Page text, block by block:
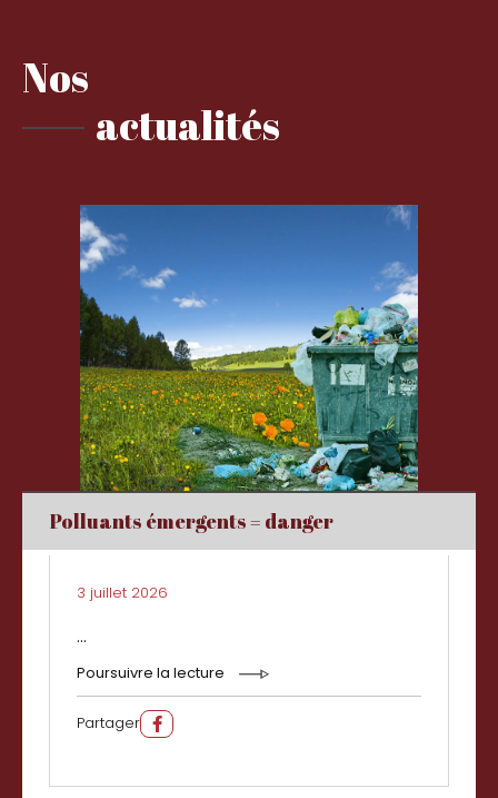
Nos
actualités
Polluants émergents = danger
3 juillet 2026
...
Poursuivre la lecture
Partager